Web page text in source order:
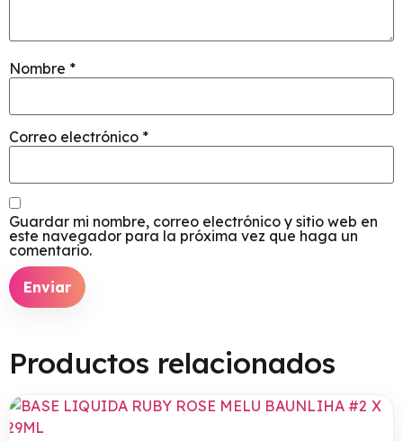
Nombre *
Correo electrónico *
Guardar mi nombre, correo electrónico y sitio web en
este navegador para la próxima vez que haga un
comentario.
Productos relacionados